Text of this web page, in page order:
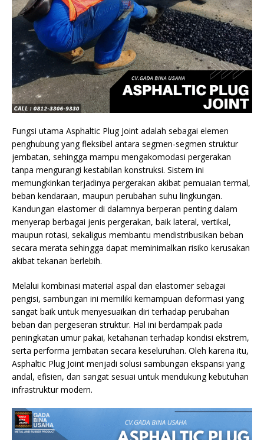
Fungsi utama Asphaltic Plug Joint adalah sebagai elemen
penghubung yang fleksibel antara segmen-segmen struktur
jembatan, sehingga mampu mengakomodasi pergerakan
tanpa mengurangi kestabilan konstruksi. Sistem ini
memungkinkan terjadinya pergerakan akibat pemuaian termal,
beban kendaraan, maupun perubahan suhu lingkungan.
Kandungan elastomer di dalamnya berperan penting dalam
menyerap berbagai jenis pergerakan, baik lateral, vertikal,
maupun rotasi, sekaligus membantu mendistribusikan beban
secara merata sehingga dapat meminimalkan risiko kerusakan
akibat tekanan berlebih.
Melalui kombinasi material aspal dan elastomer sebagai
pengisi, sambungan ini memiliki kemampuan deformasi yang
sangat baik untuk menyesuaikan diri terhadap perubahan
beban dan pergeseran struktur. Hal ini berdampak pada
peningkatan umur pakai, ketahanan terhadap kondisi ekstrem,
serta performa jembatan secara keseluruhan. Oleh karena itu,
Asphaltic Plug Joint menjadi solusi sambungan ekspansi yang
andal, efisien, dan sangat sesuai untuk mendukung kebutuhan
infrastruktur modern.